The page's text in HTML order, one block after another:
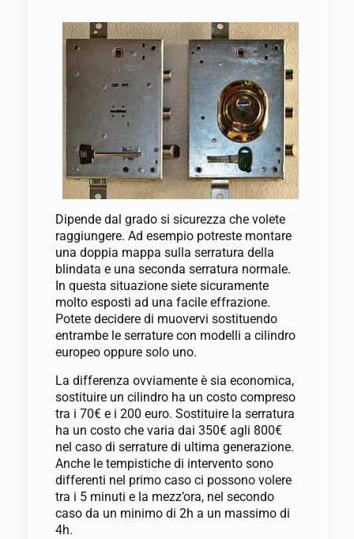
Dipende dal grado si sicurezza che volete
raggiungere. Ad esempio potreste montare
una doppia mappa sulla serratura della
blindata e una seconda serratura normale.
In questa situazione siete sicuramente
molto esposti ad una facile effrazione.
Potete decidere di muovervi sostituendo
entrambe le serrature con modelli a cilindro
europeo oppure solo uno.
La differenza ovviamente è sia economica,
sostituire un cilindro ha un costo compreso
tra i 70€ e i 200 euro. Sostituire la serratura
ha un costo che varia dai 350€ agli 800€
nel caso di serrature di ultima generazione.
Anche le tempistiche di intervento sono
differenti nel primo caso ci possono volere
tra i 5 minuti e la mezz’ora, nel secondo
caso da un minimo di 2h a un massimo di
4h.